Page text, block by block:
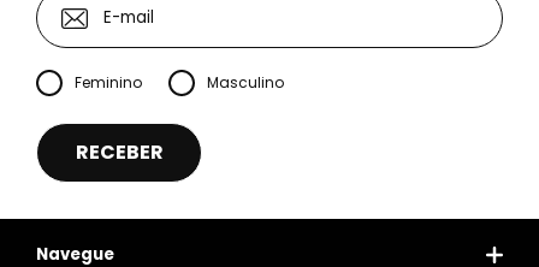
Feminino Masculino
Navegue